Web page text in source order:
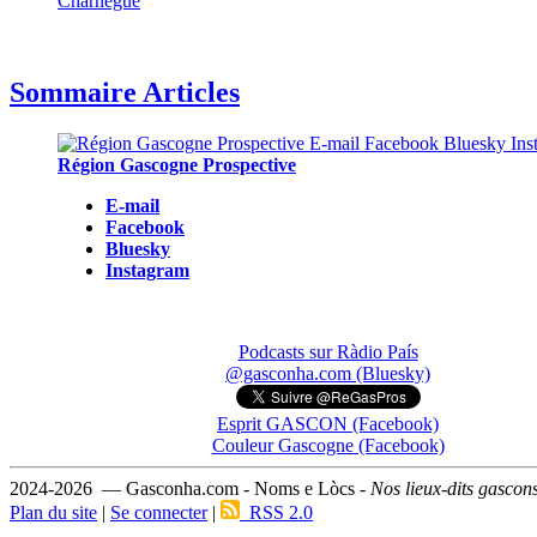
Sommaire Articles
Région Gascogne Prospective
E-mail
Facebook
Bluesky
Instagram
Podcasts sur Ràdio País
@gasconha.com (Bluesky)
Esprit GASCON (Facebook)
Couleur Gascogne (Facebook)
2024-2026 — Gasconha.com - Noms e Lòcs - Nos lieux-dits
Plan du site | Se connecter| RSS 2.0